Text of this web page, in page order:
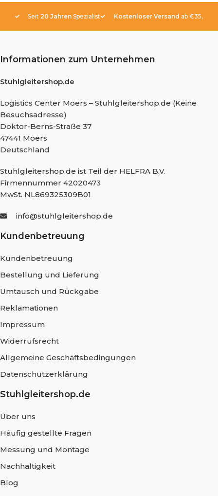
Seit 20 Jahren Spezialist Kostenloser Versand ab €35,-
Informationen zum Unternehmen
Stuhlgleitershop.de
Logistics Center Moers – Stuhlgleitershop.de (Keine
Besuchsadresse)
Doktor-Berns-Straße 37
47441 Moers
Deutschland
Stuhlgleitershop.de ist Teil der HELFRA B.V.
Firmennummer 42020473
MwSt. NL869325309B01
info@stuhlgleitershop.de
Kundenbetreuung
Kundenbetreuung
Bestellung und Lieferung
Umtausch und Rückgabe
Reklamationen
Impressum
Widerrufsrecht
Allgemeine Geschäftsbedingungen
Datenschutzerklärung
Stuhlgleitershop.de
Über uns
Häufig gestellte Fragen
Messung und Montage
Nachhaltigkeit
Blog